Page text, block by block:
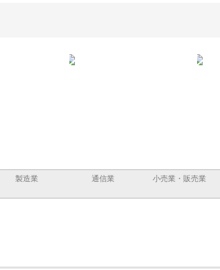
製造業 通信業 小売業・販売業